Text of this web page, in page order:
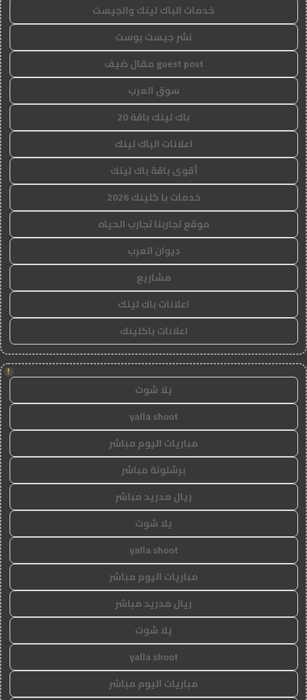
خدمات الباك لينك والجيست
نشر جيست بوست
guest post مقال ضيف
سوق العرب
باك لينك باقة 20
اعلانات الباك لينك
أقوى باقة باك لينك
خدمات با كلينك 2026
موقع تجاربنا تجارب الحياه
ديوان العرب
مشاريع
اعلانات باك لينك
اعلانات باكلينك
!
يلا شوت
yalla shoot
مباريات اليوم مباشر
برشلونة مباشر
ريال مدريد مباشر
يلا شوت
yalla shoot
مباريات اليوم مباشر
ريال مدريد مباشر
يلا شوت
yalla shoot
مباريات اليوم مباشر